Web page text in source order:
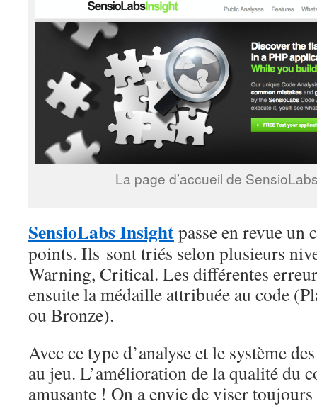
La page d’accueil de
SensioLabs Insightpasse en revue un
points. Ils sont triés selon plusieurs
Warning, Critical. Les différentes
ensuite la médaille attribuée au code
ou Bronze).
Avec ce type d’analyse et le système
au jeu. L’amélioration de la qualité du
amusante ! On a envie de viser